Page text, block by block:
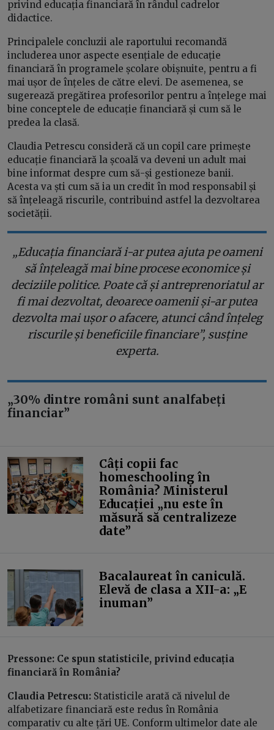
privind educația financiară în rândul cadrelor
didactice.
Principalele concluzii ale raportului recomandă
includerea unor aspecte esențiale de educație
financiară în programele școlare obișnuite, pentru a fi
mai ușor de înțeles de către elevi. De asemenea, se
sugerează pregătirea profesorilor pentru a înțelege mai
bine conceptele de educație financiară și cum să le
predea la clasă.
Claudia Petrescu consideră că un copil care primește
educație financiară la școală va deveni un adult mai
bine informat despre cum să-și gestioneze banii.
Acesta va ști cum să ia un credit în mod responsabil și
să înțeleagă riscurile, contribuind astfel la dezvoltarea
societății.
„Educația financiară i-ar putea ajuta pe oameni
să înțeleagă mai bine procese economice și
deciziile politice. Poate că și antreprenoriatul ar
fi mai dezvoltat, deoarece oamenii și-ar putea
dezvolta mai ușor o afacere, atunci când înțeleg
riscurile și beneficiile financiare”, susține
experta.
„30% dintre români sunt analfabeți
financiar”
Câți copii fac
homeschooling în
România? Ministerul
Educației „nu este în
măsură să centralizeze
date”
Bacalaureat în caniculă.
Elevă de clasa a XII-a: „E
inuman”
Pressone: Ce spun statisticile, privind educația
financiară în România?
Claudia Petrescu: Statisticile arată că nivelul de
alfabetizare financiară este redus în România
comparativ cu alte țări UE. Conform ultimelor date ale